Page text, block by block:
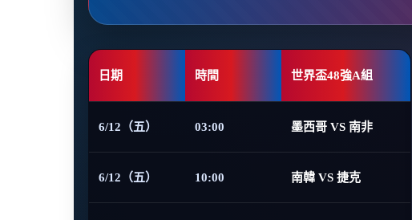
日期 時間 世界盃48強A組
6/12（五） 03:00 墨西哥 VS 南非
6/12（五） 10:00 南韓 VS 捷克